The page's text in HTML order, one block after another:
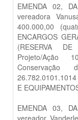
EMENDA 02,
vereadora
400.000,00
ENCARGOS
(RESERVA
Projeto/Ação
Conservação
26.782.0101.1014
E
EMENDA 03,
vereador